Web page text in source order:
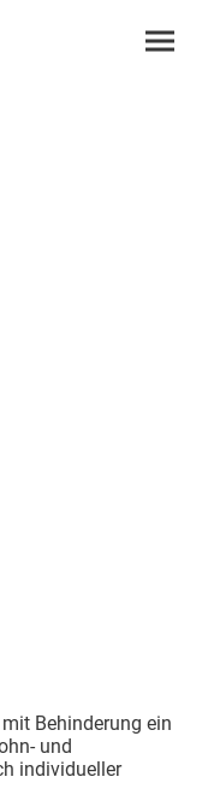
Behinderung ein
und
individueller